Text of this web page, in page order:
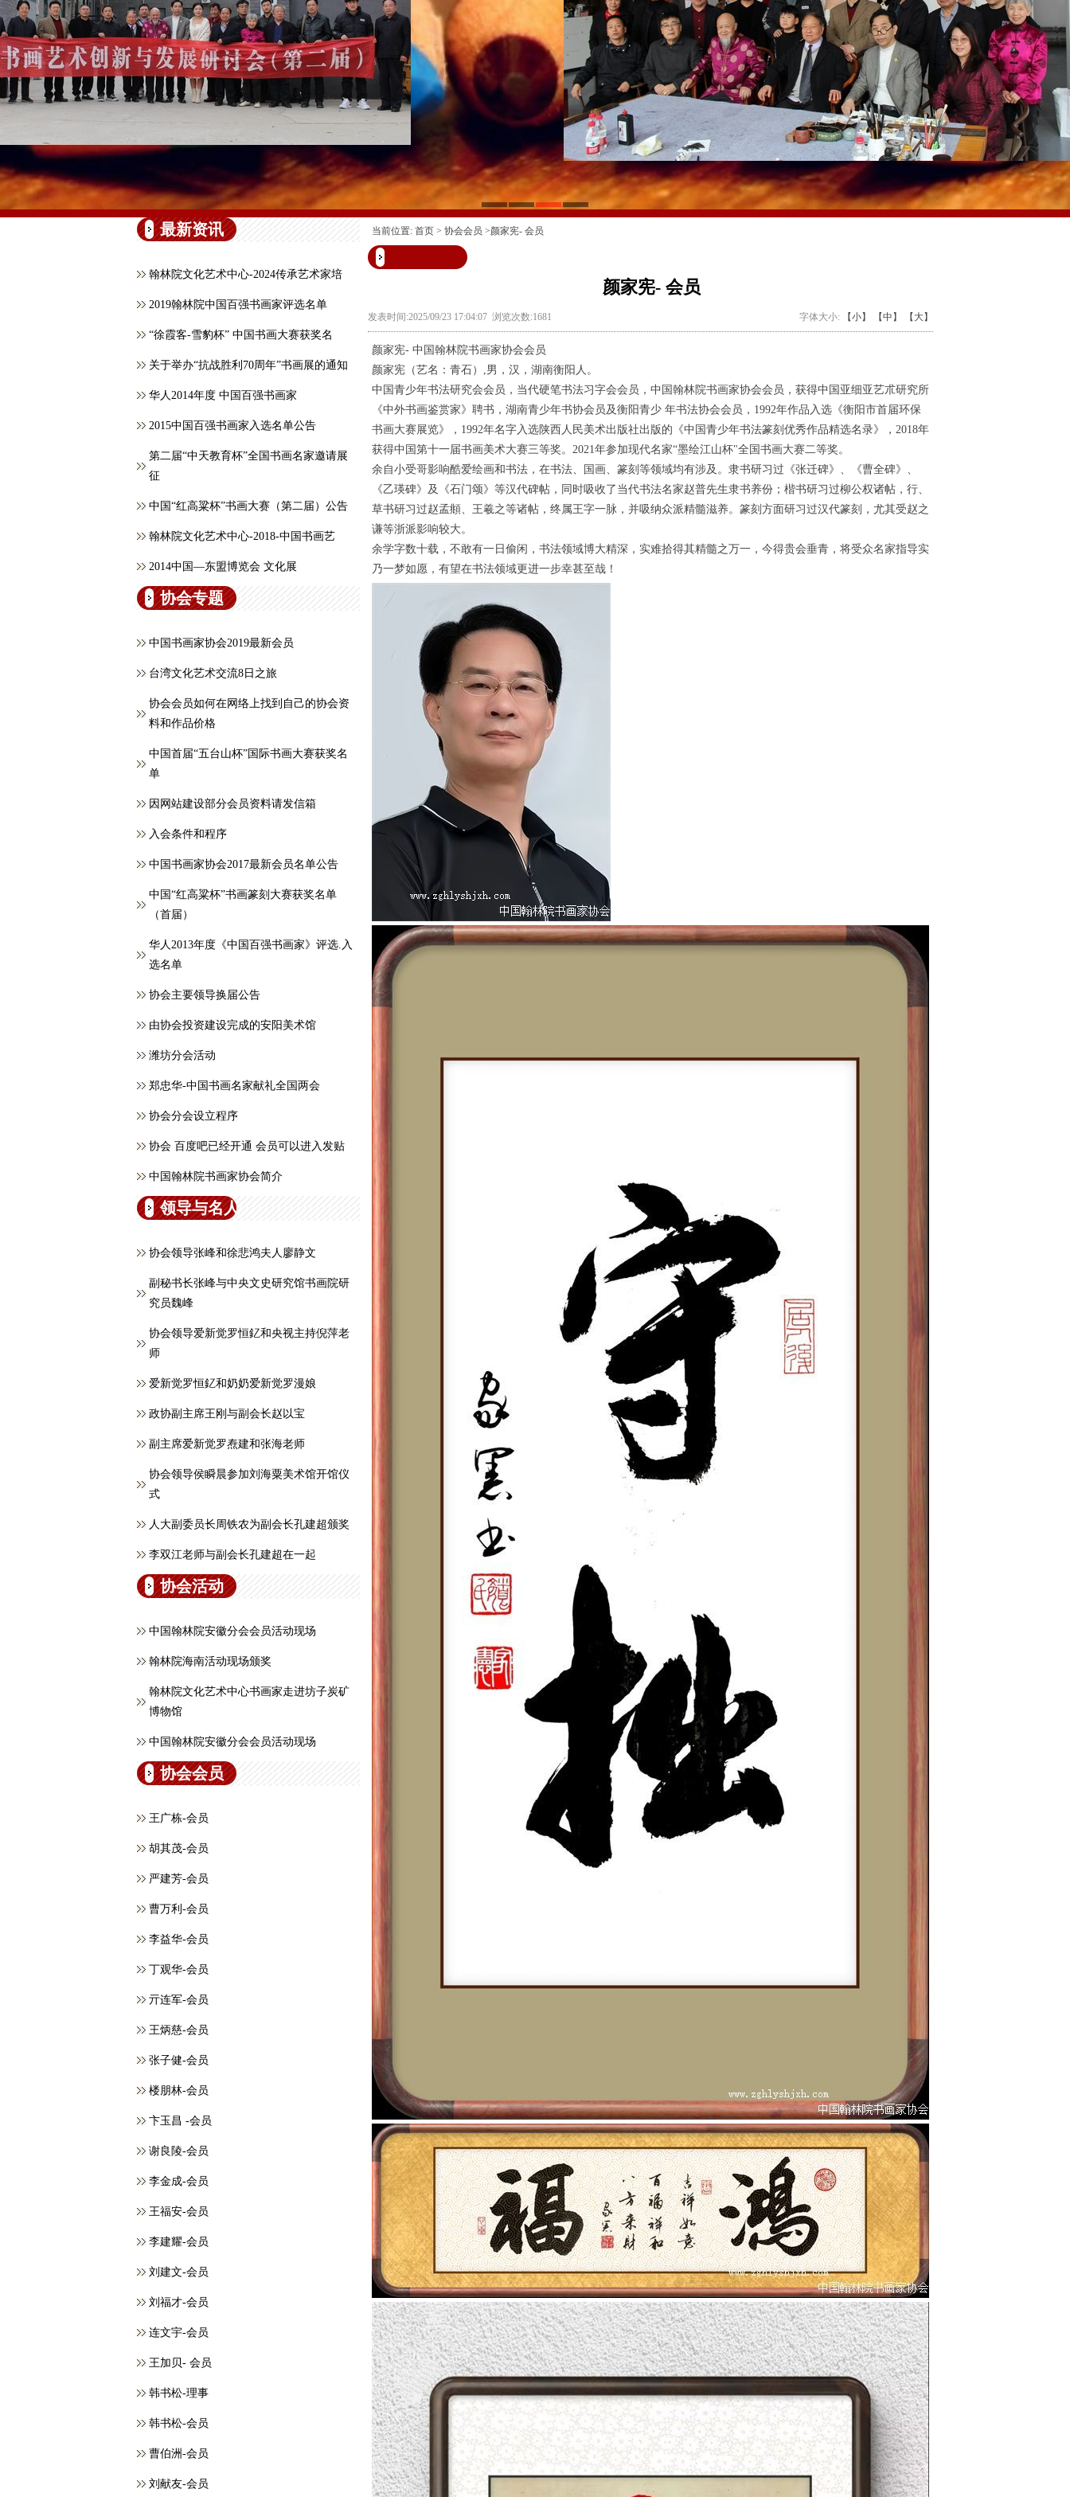
最新资讯
翰林院文化艺术中心-2024传承艺术家培
2019翰林院中国百强书画家评选名单
“徐霞客-雪豹杯” 中国书画大赛获奖名
关于举办“抗战胜利70周年”书画展的通知
华人2014年度 中国百强书画家
2015中国百强书画家入选名单公告
第二届“中天教育杯”全国书画名家邀请展
征
中国“红高粱杯”书画大赛（第二届）公告
翰林院文化艺术中心-2018-中国书画艺
2014中国—东盟博览会 文化展
协会专题
中国书画家协会2019最新会员
台湾文化艺术交流8日之旅
协会会员如何在网络上找到自己的协会资
料和作品价格
中国首届“五台山杯”国际书画大赛获奖名
单
因网站建设部分会员资料请发信箱
入会条件和程序
中国书画家协会2017最新会员名单公告
中国“红高粱杯”书画篆刻大赛获奖名单
（首届）
华人2013年度《中国百强书画家》评选.入
选名单
协会主要领导换届公告
由协会投资建设完成的安阳美术馆
潍坊分会活动
郑忠华-中国书画名家献礼全国两会
协会分会设立程序
协会 百度吧已经开通 会员可以进入发贴
中国翰林院书画家协会简介
领导与名人
协会领导张峰和徐悲鸿夫人廖静文
副秘书长张峰与中央文史研究馆书画院研
究员魏峰
协会领导爱新觉罗恒釔和央视主持倪萍老
师
爱新觉罗恒釔和奶奶爱新觉罗漫娘
政协副主席王刚与副会长赵以宝
副主席爱新觉罗焘建和张海老师
协会领导侯瞬晨参加刘海粟美术馆开馆仪
式
人大副委员长周铁农为副会长孔建超颁奖
李双江老师与副会长孔建超在一起
协会活动
中国翰林院安徽分会会员活动现场
翰林院海南活动现场颁奖
翰林院文化艺术中心书画家走进坊子炭矿
博物馆
中国翰林院安徽分会会员活动现场
协会会员
王广栋-会员
胡其茂-会员
严建芳-会员
曹万利-会员
李益华-会员
丁观华-会员
亓连军-会员
王炳慈-会员
张子健-会员
楼朋林-会员
卞玉昌 -会员
谢良陵-会员
李金成-会员
王福安-会员
李建耀-会员
刘建文-会员
刘福才-会员
连文宇-会员
王加贝- 会员
韩书松-理事
韩书松-会员
曹伯洲-会员
刘献友-会员
当前位置: 首页 > 协会会员 >颜家宪- 会员
颜家宪- 会员
发表时间:2025/09/23 17:04:07 浏览次数:1681 字体大小: 【小】 【中】 【大】
颜家宪- 中国翰林院书画家协会会员
颜家宪（艺名：青石）,男，汉，湖南衡阳人。
中国青少年书法研究会会员，当代硬笔书法习字会会员，中国翰林院书画家协会会员，获得中国亚细亚艺朮研究所
《中外书画鉴赏家》聘书，湖南青少年书协会员及衡阳青少 年书法协会会员，1992年作品入选《衡阳市首届环保
书画大赛展览》，1992年名字入选陕西人民美术出版社出版的《中国青少年书法篆刻优秀作品精选名录》，2018年
获得中国第十一届书画美术大赛三等奖。2021年参加现代名家“墨绘江山杯"全国书画大赛二等奖。
余自小受哥影响酷爱绘画和书法，在书法、国画、篆刻等领域均有涉及。隶书研习过《张迁碑》、《曹全碑》、
《乙瑛碑》及《石门颂》等汉代碑帖，同时吸收了当代书法名家赵普先生隶书养份；楷书研习过柳公权诸帖，行、
草书研习过赵孟頫、王羲之等诸帖，终属王字一脉，并吸纳众派精髓滋养。篆刻方面研习过汉代篆刻，尤其受赵之
谦等浙派影响较大。
余学字数十载，不敢有一日偷闲，书法领域博大精深，实难拾得其精髓之万一，今得贵会垂青，将受众名家指导实
乃一梦如愿，有望在书法领域更进一步幸甚至哉！